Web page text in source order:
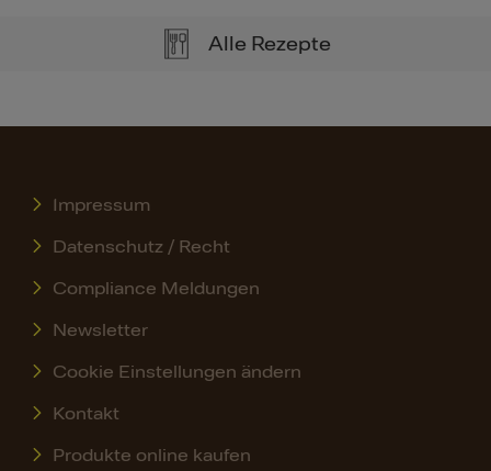
Alle Rezepte
Impressum
Datenschutz / Recht
Compliance Meldungen
Newsletter
Cookie Einstellungen ändern
Kontakt
Produkte online kaufen